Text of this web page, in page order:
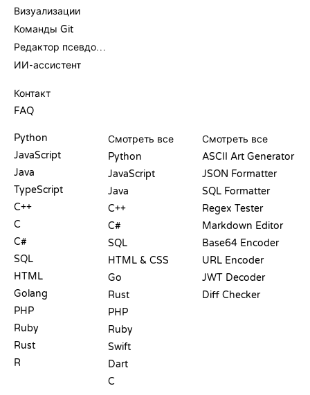
Визуализации
Команды Git
Редактор псевдокода
ИИ-ассистент
Контакт
FAQ
Python
JavaScript
Java
TypeScript
C++
C
C#
SQL
HTML
Golang
PHP
Ruby
Rust
R
Смотреть все
Python
JavaScript
Java
C++
C#
SQL
HTML & CSS
Go
Rust
PHP
Ruby
Swift
Dart
C
Смотреть все
ASCII Art Generator
JSON Formatter
SQL Formatter
Regex Tester
Markdown Editor
Base64 Encoder
URL Encoder
JWT Decoder
Diff Checker